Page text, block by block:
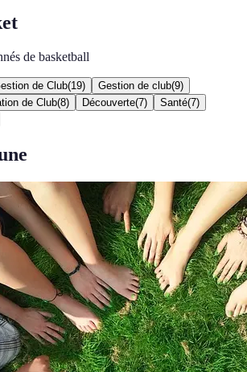
de basketball
de Club(19) Gestion de club(9)
de Club(8) Découverte(7) Santé(7)